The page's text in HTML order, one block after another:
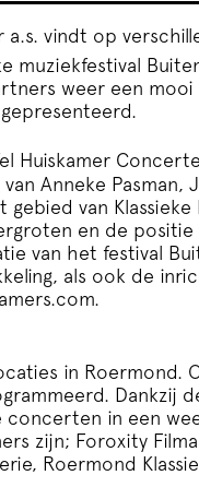
vindt op
muziekfestival
weer een
Huiskamer
Anneke Pasman,
van Klassieke
en de positie
van het festival
als ook de
.
in Roermond.
Dankzij
in een
zijn; Foroxity
Roermond